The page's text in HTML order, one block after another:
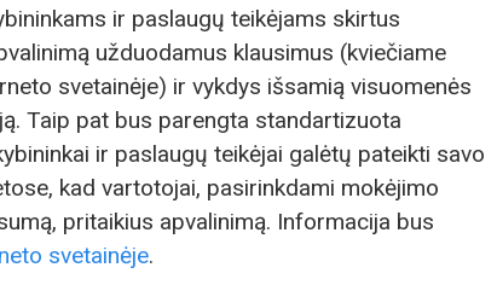
ir paslaugų teikėjams skirtus
užduodamus klausimus (kviečiame
svetainėje) ir vykdys išsamią visuomenės
Taip pat bus parengta standartizuota
ir paslaugų teikėjai galėtų pateikti savo
kad vartotojai, pasirinkdami mokėjimo
pritaikius apvalinimą. Informacija bus
svetainėje.